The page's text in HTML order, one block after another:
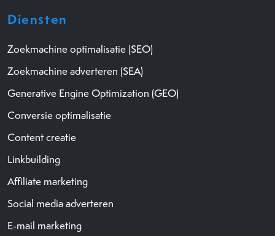
Diensten
Zoekmachine optimalisatie (SEO)
Zoekmachine adverteren (SEA)
Generative Engine Optimization (GEO)
Conversie optimalisatie
Content creatie
Linkbuilding
Affiliate marketing
Social media adverteren
E-mail marketing